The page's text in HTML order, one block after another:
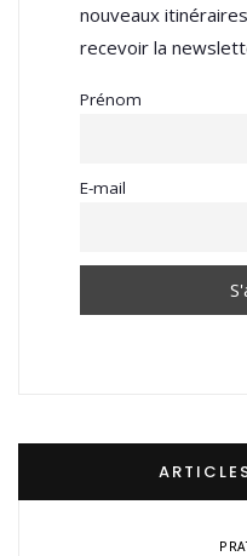
nouveaux
recevoir la
Prénom
E-mail